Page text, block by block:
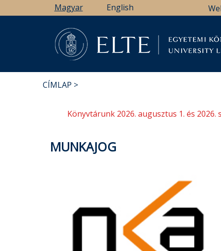
a
Magyar English
CÍMLAP
Könyvtárunk 2026. augusztus 1. és
MUNKAJOG